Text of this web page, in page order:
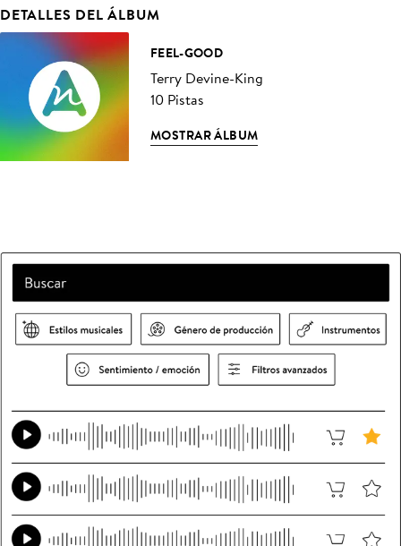
DETALLES DEL ÁLBUM
FEEL-GOOD
Terry Devine-King
10 Pistas
MOSTRAR ÁLBUM